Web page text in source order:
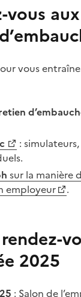
vous aux
vous
:
sur la manière
employeur
.
2025
: Salon de